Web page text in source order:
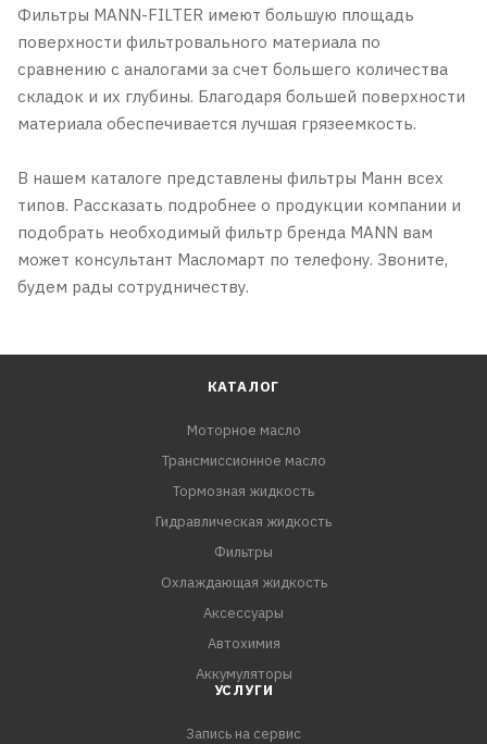
Фильтры MANN-FILTER имеют большую площадь
поверхности фильтровального материала по
сравнению с аналогами за счет большего количества
складок и их глубины. Благодаря большей поверхности
материала обеспечивается лучшая грязеемкость.
В нашем каталоге представлены фильтры Манн всех
типов. Рассказать подробнее о продукции компании и
подобрать необходимый фильтр бренда MANN вам
может консультант Масломарт по телефону. Звоните,
будем рады сотрудничеству.
КАТАЛОГ
Моторное масло
Трансмиссионное масло
Тормозная жидкость
Гидравлическая жидкость
Фильтры
Охлаждающая жидкость
Аксессуары
Автохимия
Аккумуляторы
УСЛУГИ
Запись на сервис